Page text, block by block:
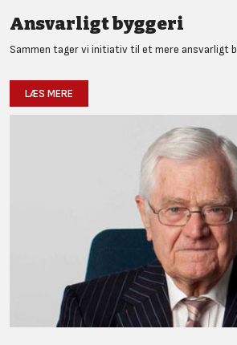
Ansvarligt byggeri
Sammen tager vi initiativ til et mere ansvarligt
LÆS MERE